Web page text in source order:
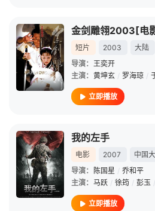
金剑雕翎2003[电
短片 2003
大陆
导演： 王奕开
主演： 黄坤玄 / 罗海琼 /
立即播放
我的左手
电影 2007
中国
导演：
陈国星 / 乔和平
主演： 马跃 / 徐筠 / 彭玉 /
立即播放